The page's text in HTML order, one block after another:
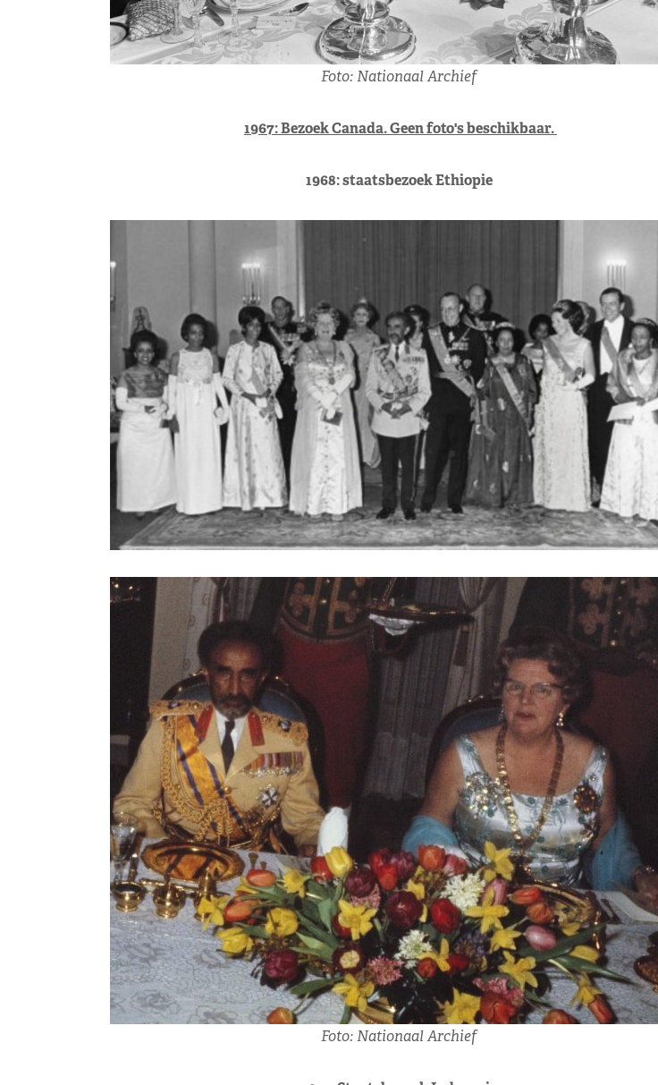
Foto: Nationaal Archief
1967: Bezoek Canada. Geen foto's beschikbaar.
1968: staatsbezoek Ethiopie
Foto: Nationaal Archief